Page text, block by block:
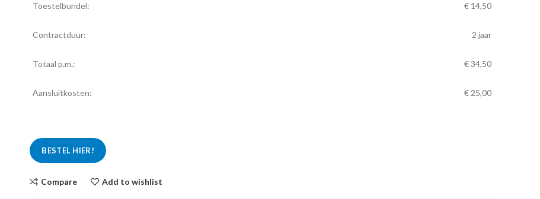
Toestelbundel: € 14,50
Contractduur: 2 jaar
Totaal p.m.: €34,50
Aansluitkosten: €25,00
BESTEL HIER!
Compare Add to wishlist